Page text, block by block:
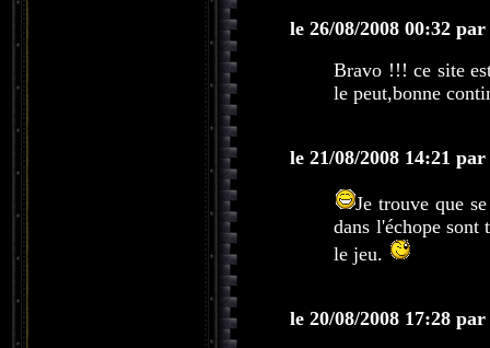
le 26/08/2008 00:32 par
Bravo !!! ce site
le peut,bonne
le 21/08/2008 14:21 par
Je trouve que
dans l'échope sont
le jeu.
le 20/08/2008 17:28 par